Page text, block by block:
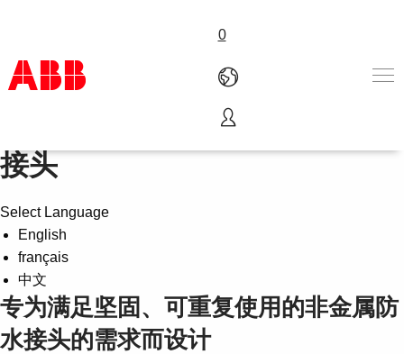
0
产品和解决方案
行业
关于ABB
Where to buy
联系我们
职业
Bullet® Quick connect 防水
接头
Select Language
English
français
中文
专为满足坚固、可重复使用的非金属防
水接头的需求而设计